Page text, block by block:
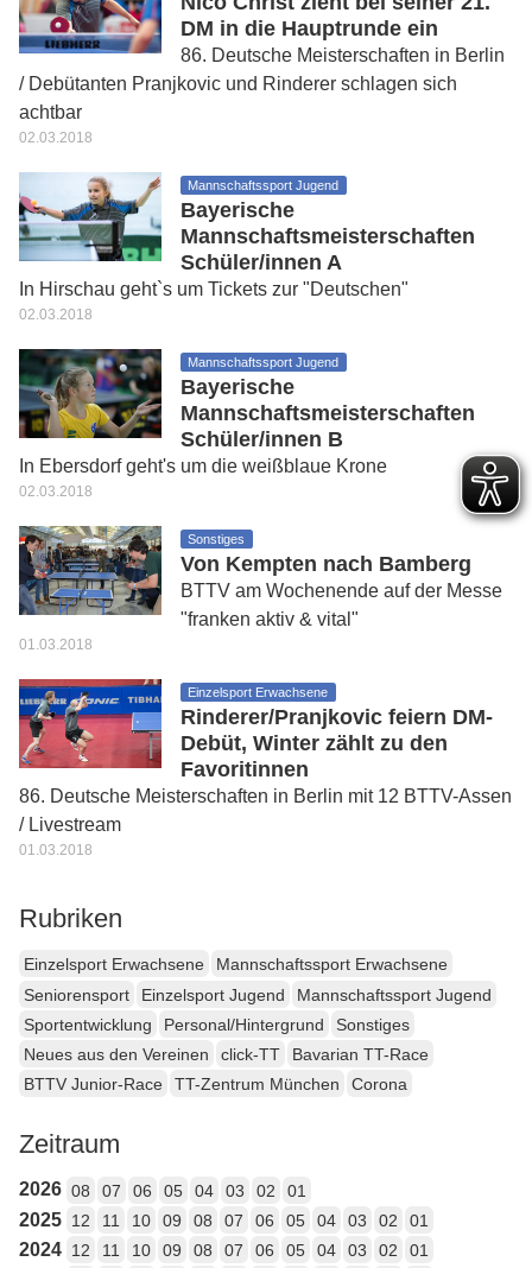
DM in die Hauptrunde ein
86. Deutsche Meisterschaften in Berlin
/ Debütanten Pranjkovic und Rinderer schlagen sich
achtbar
02.03.2018
Mannschaftssport Jugend
Bayerische
Mannschaftsmeisterschaften
Schüler/innen A
In Hirschau geht`s um Tickets zur "Deutschen"
02.03.2018
Mannschaftssport Jugend
Bayerische
Mannschaftsmeisterschaften
Schüler/innen B
In Ebersdorf geht's um die weißblaue Krone
02.03.2018
Sonstiges
Von Kempten nach Bamberg
BTTV am Wochenende auf der Messe
"franken aktiv & vital"
01.03.2018
Einzelsport Erwachsene
Rinderer/Pranjkovic feiern DM-
Debüt, Winter zählt zu den
Favoritinnen
86. Deutsche Meisterschaften in Berlin mit 12 BTTV-Assen
/ Livestream
01.03.2018
Rubriken
Einzelsport Erwachsene
Mannschaftssport Erwachsene
Seniorensport
Einzelsport Jugend
Mannschaftssport Jugend
Sportentwicklung
Personal/Hintergrund
Sonstiges
Neues aus den Vereinen
click-TT
Bavarian TT-Race
BTTV Junior-Race
TT-Zentrum München Corona
Zeitraum
2026 08 07 06 05 04 03 02 01
2025 12 11 10 09 08 07 06 05 04 03 02 01
2024 12 11 10 09 08 07 06 05 04 03 02 01